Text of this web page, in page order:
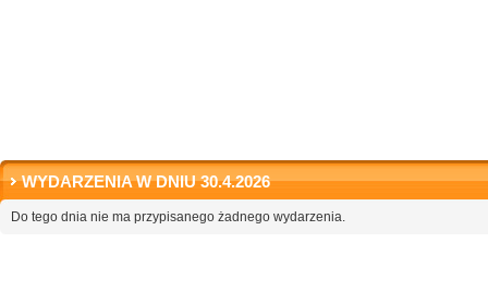
WYDARZENIA W DNIU 30.4.2026
Do tego dnia nie ma przypisanego żadnego wydarzenia.